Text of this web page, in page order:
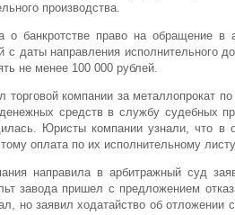
производства.
о банкротстве право на обращение
с даты направления исполнительного
не менее 100 000 рублей.
торговой компании за металлопрокат
средств в службу судебных
Юристы компании узнали, что в
оплата по их исполнительному
направила в арбитражный суд
завода пришел с предложением
но заявил ходатайство об